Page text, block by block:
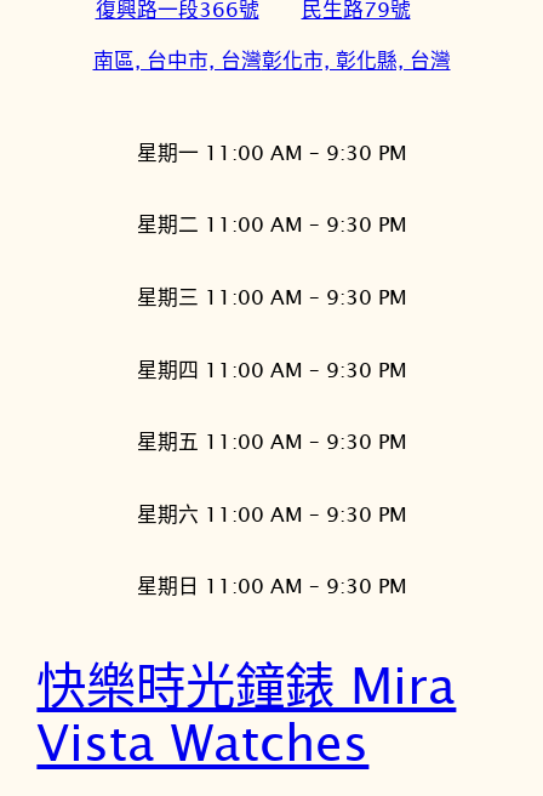
復興路一段366號
南區, 台中市, 台灣
民生路79號
彰化市, 彰化縣, 台灣
星期一 11:00 AM – 9:30 PM
星期二 11:00 AM – 9:30 PM
星期三 11:00 AM – 9:30 PM
星期四 11:00 AM – 9:30 PM
星期五 11:00 AM – 9:30 PM
星期六 11:00 AM – 9:30 PM
星期日 11:00 AM – 9:30 PM
快樂時光鐘錶 Mira
Vista Watches